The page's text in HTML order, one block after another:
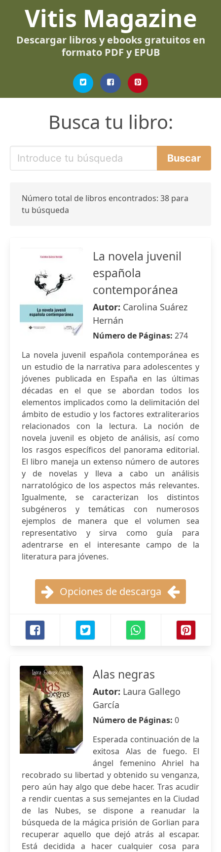
Vitis Magazine
Descargar libros y ebooks gratuitos en
formato PDF y EPUB
Busca tu libro:
Número total de libros encontrados: 38 para
tu búsqueda
La novela juvenil
española
contemporánea
Autor: Carolina Suárez
Hernán
Número de Páginas: 274
La novela juvenil española contemporánea es
un estudio de la narrativa para adolescentes y
jóvenes publicada en España en las últimas
décadas en el que se abordan todos los
elementos implicados como la delimitación del
ámbito de estudio y los factores extraliterarios
relacionados con la lectura. La noción de
novela juvenil es objeto de análisis, así como
los rasgos específicos del panorama editorial.
El libro maneja un extenso número de autores
y de novelas y lleva a cabo un análisis
narratológico de los aspectos más relevantes.
Igualmente, se caracterizan los distintos
subgéneros y temáticas con numerosos
ejemplos de manera que el volumen sea
representativo y sirva como guía para
adentrarse en el interesante campo de la
literatura para jóvenes.
Opciones de descarga
Alas negras
Autor: Laura Gallego
García
Número de Páginas: 0
Esperada continuación de la
exitosa Alas de fuego. El
ángel femenino Ahriel ha
recobrado su libertad y obtenido su venganza,
pero aún hay algo que debe hacer. Tras acudir
a rendir cuentas a sus semejantes en la Ciudad
de las Nubes, se dispone a reanudar la
búsqueda de la mágica prisión de Gorlian para
recuperar aquello que dejó atrás al escapar.
Está decidida a hacer cualquier cosa para